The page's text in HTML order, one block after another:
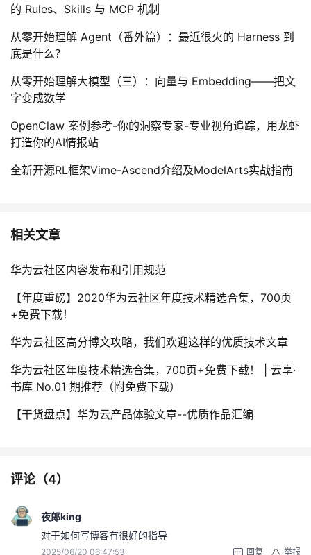
的 Rules、Skills 与 MCP 机制
从零开始理解 Agent（番外篇）：最近很火的 Harness 到
底是什么？
从零开始理解大模型（三）：向量与 Embedding——把文
字变成数学
OpenClaw 案例参考-你的洞察专家-专业视角追踪，用龙虾
打造你的AI情报站
全新开源RL框架Vime-Ascend介绍及ModelArts实战指南
相关文章
华为云社区内容发布和引用规范
【年度重磅】2020华为云社区年度技术精选合集，700页
+免费下载！
华为云社区高分博文攻略，我们欢迎这样的优质技术文章
华为云社区年度技术精选合集，700页+免费下载！ | 云享·
书库 No.01 期推荐（附免费下载）
【干货盘点】华为云产品体验文章--优质作品汇编
评论（4）
夜郎king
对于如何写博客有很好的指导
2025/06/20 06:47:53 举报
回复